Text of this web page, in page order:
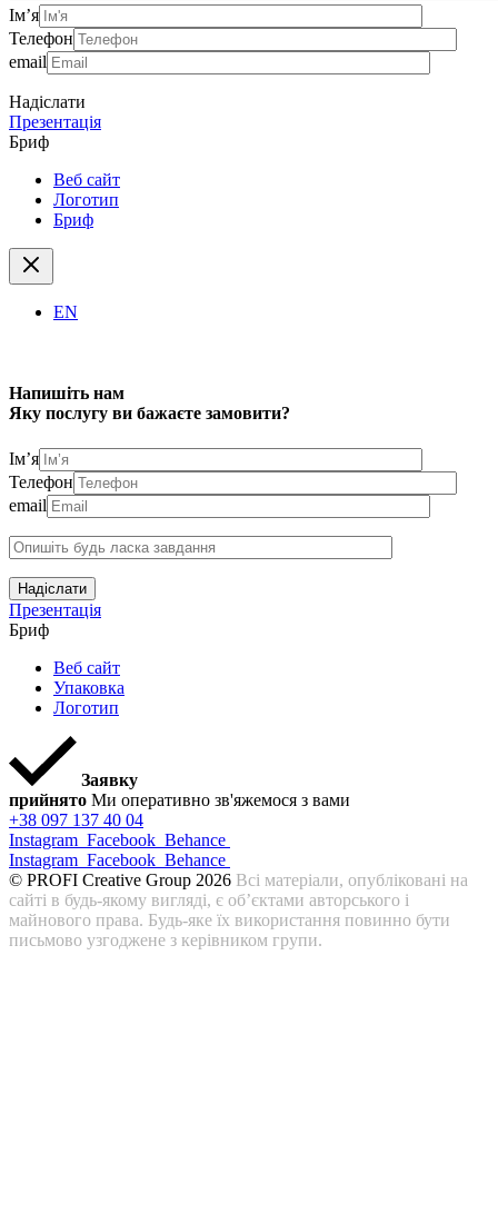
Ім’я
Телефон
email
Надіслати
Презентація
Бриф
Веб сайт
Логотип
Бриф
EN
Напишіть нам
Яку послугу ви бажаєте замовити?
Ім’я
Телефон
email
Надіслати
Презентація
Бриф
Веб сайт
Упаковка
Логотип
Заявку
прийнято Ми оперативно зв'яжемося з вами
+38 097 137 40 04
Instagram Facebook Behance
Instagram Facebook Behance
© PROFI Creative Group 2026 Всі матеріали, опубліковані на
сайті в будь-якому вигляді, є об’єктами авторського і
майнового права. Будь-яке їх використання повинно бути
письмово узгоджене з керівником групи.